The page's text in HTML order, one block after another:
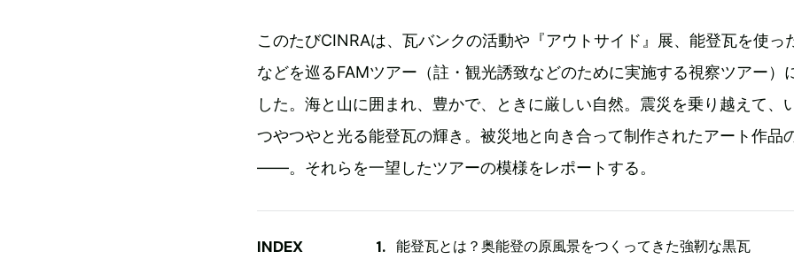
このたびCINRAは、瓦バンクの活動や『アウトサイド』展、能登瓦を使っ
などを巡るFAMツアー（註・観光誘致などのために実施する視察ツアー）
した。海と山に囲まれ、豊かで、ときに厳しい自然。震災を乗り越えて、
つやつやと光る能登瓦の輝き。被災地と向き合って制作されたアート作品
――。それらを一望したツアーの模様をレポートする。
INDEX 能登瓦とは？奥能登の原風景をつくってきた強靭な黒瓦